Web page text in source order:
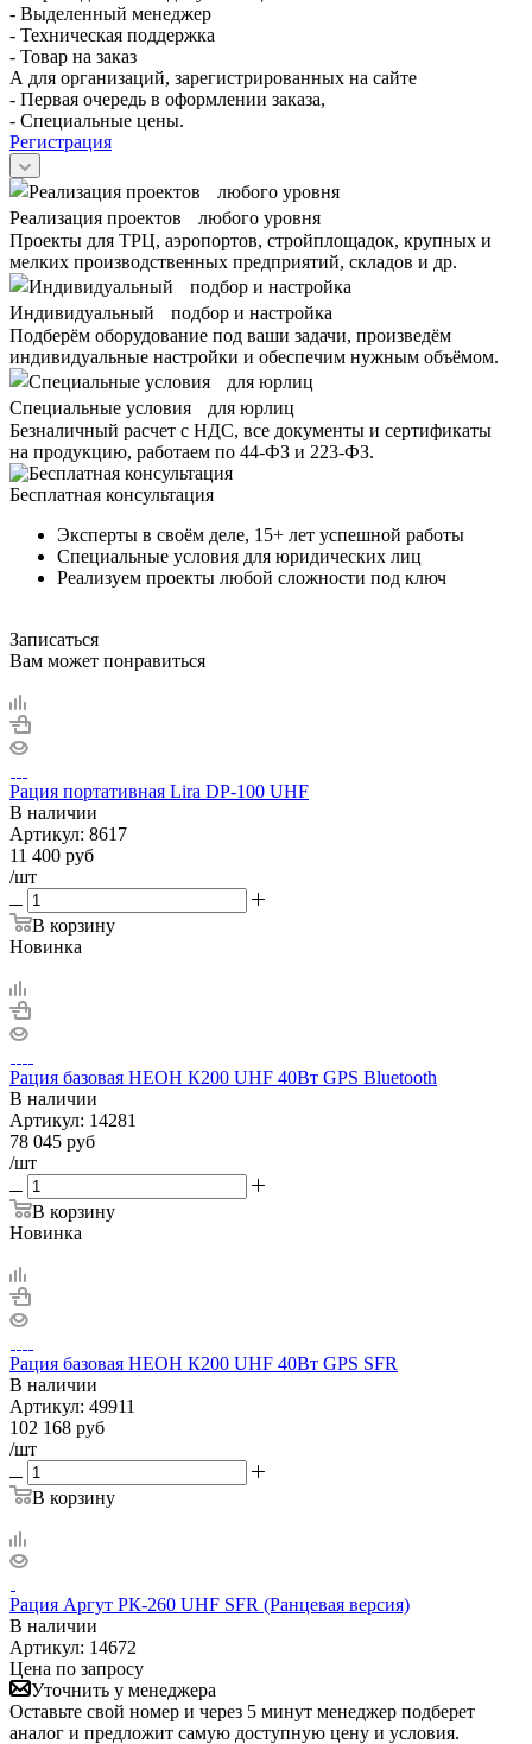
- Выделенный менеджер
- Техническая поддержка
- Товар на заказ
А для организаций, зарегистрированных на сайте
- Первая очередь в оформлении заказа,
- Специальные цены.
Регистрация
Реализация проектов любого уровня
Проекты для ТРЦ, аэропортов, стройплощадок, крупных и
мелких производственных предприятий, складов и др.
Индивидуальный подбор и настройка
Подберём оборудование под ваши задачи, произведём
индивидуальные настройки и обеспечим нужным объёмом.
Специальные условия для юрлиц
Безналичный расчет с НДС, все документы и сертификаты
на продукцию, работаем по 44-ФЗ и 223-ФЗ.
Бесплатная консультация
Эксперты в своём деле, 15+ лет успешной работы
Специальные условия для юридических лиц
Реализуем проекты любой сложности под ключ
Записаться
Вам может понравиться
Рация портативная Lira DP-100 UHF
В наличии
Артикул: 8617
11 400 руб
/шт
В корзину
Новинка
Рация базовая НЕОН К200 UHF 40Вт GPS Bluetooth
В наличии
Артикул: 14281
78 045 руб
/шт
В корзину
Новинка
Рация базовая НЕОН К200 UHF 40Вт GPS SFR
В наличии
Артикул: 49911
102 168 руб
/шт
В корзину
Рация Аргут РК-260 UHF SFR (Ранцевая версия)
В наличии
Артикул: 14672
Цена по запросу
Уточнить у менеджера
Оставьте свой номер и через 5 минут менеджер подберет
аналог и предложит самую доступную цену и условия.